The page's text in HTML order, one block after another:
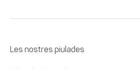
Les nostres piulades